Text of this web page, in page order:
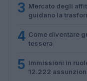
3 Mercato degli
guidano la
4 Come diventare
tessera
5 Immissioni in
12.222